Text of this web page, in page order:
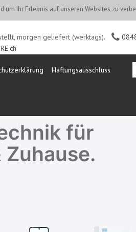
Ihr Erlebnis auf unseren Websites zu
morgen geliefert (werktags).
Haftungsausschluss
für
Zuhause.